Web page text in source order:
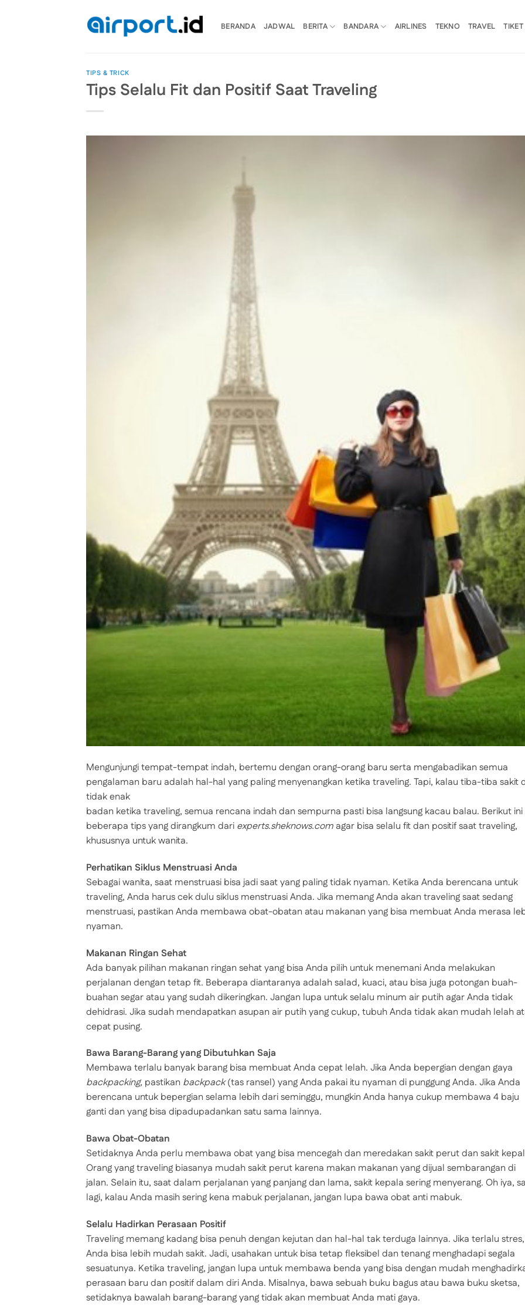
BERANDA JADWAL BERITA BANDARA AIRLINES TEKNO TRAVEL TIKET
TIPS & TRICK
Tips Selalu Fit dan Positif Saat Traveling
Mengunjungi tempat-tempat indah, bertemu dengan orang-orang baru serta mengabadikan semua
pengalaman baru adalah hal-hal yang paling menyenangkan ketika traveling. Tapi, kalau tiba-tiba sakit
tidak enak
badan ketika traveling, semua rencana indah dan sempurna pasti bisa langsung kacau balau. Berikut ini
beberapa tips yang dirangkum dari experts.sheknows.comagar bisa selalu fit dan positif saat traveling,
khususnya untuk wanita.
Perhatikan Siklus Menstruasi Anda
Sebagai wanita, saat menstruasi bisa jadi saat yang paling tidak nyaman. Ketika Anda berencana untuk
traveling, Anda harus cek dulu siklus menstruasi Anda. Jika memang Anda akan traveling saat sedang
menstruasi, pastikan Anda membawa obat-obatan atau makanan yang bisa membuat Anda merasa
nyaman.
Makanan Ringan Sehat
Ada banyak pilihan makanan ringan sehat yang bisa Anda pilih untuk menemani Anda melakukan
perjalanan dengan tetap fit. Beberapa diantaranya adalah salad, kuaci, atau bisa juga potongan buah-
buahan segar atau yang sudah dikeringkan. Jangan lupa untuk selalu minum air putih agar Anda tidak
dehidrasi. Jika sudah mendapatkan asupan air putih yang cukup, tubuh Anda tidak akan mudah lelah
cepat pusing.
Bawa Barang-Barang yang Dibutuhkan Saja
Membawa terlalu banyak barang bisa membuat Anda cepat lelah. Jika Anda bepergian dengan gaya
backpacking, pastikan backpack(tas ransel) yang Anda pakai itu nyaman di punggung Anda. Jika Anda
berencana untuk bepergian selama lebih dari seminggu, mungkin Anda hanya cukup membawa 4 baju
ganti dan yang bisa dipadupadankan satu sama lainnya.
Bawa Obat-Obatan
Setidaknya Anda perlu membawa obat yang bisa mencegah dan meredakan sakit perut dan sakit
Orang yang traveling biasanya mudah sakit perut karena makan makanan yang dijual sembarangan di
jalan. Selain itu, saat dalam perjalanan yang panjang dan lama, sakit kepala sering menyerang. Oh iya,
lagi, kalau Anda masih sering kena mabuk perjalanan, jangan lupa bawa obat anti mabuk.
Selalu Hadirkan Perasaan Positif
Traveling memang kadang bisa penuh dengan kejutan dan hal-hal tak terduga lainnya. Jika terlalu stres,
Anda bisa lebih mudah sakit. Jadi, usahakan untuk bisa tetap fleksibel dan tenang menghadapi segala
sesuatunya. Ketika traveling, jangan lupa untuk membawa benda yang bisa dengan mudah
perasaan baru dan positif dalam diri Anda. Misalnya, bawa sebuah buku bagus atau bawa buku sketsa,
setidaknya bawalah barang-barang yang tidak akan membuat Anda mati gaya.